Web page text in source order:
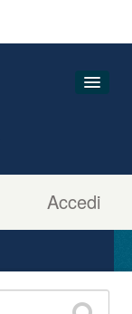
Accedi